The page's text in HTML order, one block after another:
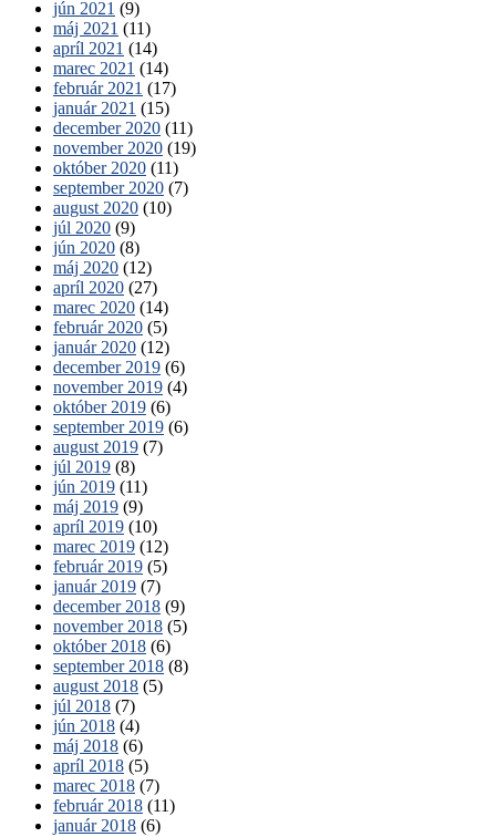
jún 2021 (9)
máj 2021 (11)
apríl 2021 (14)
marec 2021 (14)
február 2021 (17)
január 2021 (15)
december 2020 (11)
november 2020 (19)
október 2020 (11)
september 2020 (7)
august 2020 (10)
júl 2020 (9)
jún 2020 (8)
máj 2020 (12)
apríl 2020 (27)
marec 2020 (14)
február 2020 (5)
január 2020 (12)
december 2019 (6)
november 2019 (4)
október 2019 (6)
september 2019 (6)
august 2019 (7)
júl 2019 (8)
jún 2019 (11)
máj 2019 (9)
apríl 2019 (10)
marec 2019 (12)
február 2019 (5)
január 2019 (7)
december 2018 (9)
november 2018 (5)
október 2018 (6)
september 2018 (8)
august 2018 (5)
júl 2018 (7)
jún 2018 (4)
máj 2018 (6)
apríl 2018 (5)
marec 2018 (7)
február 2018 (11)
január 2018 (6)